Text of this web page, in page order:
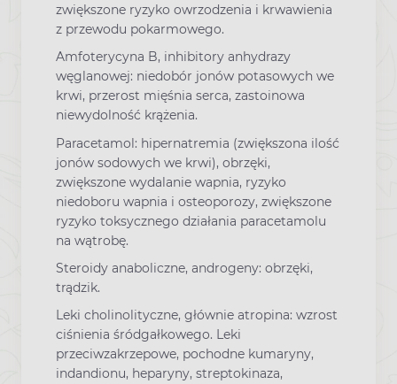
zwiększone ryzyko owrzodzenia i krwawienia
z przewodu pokarmowego.
Amfoterycyna B, inhibitory anhydrazy
węglanowej: niedobór jonów potasowych we
krwi, przerost mięśnia serca, zastoinowa
niewydolność krążenia.
Paracetamol: hipernatremia (zwiększona ilość
jonów sodowych we krwi), obrzęki,
zwiększone wydalanie wapnia, ryzyko
niedoboru wapnia i osteoporozy, zwiększone
ryzyko toksycznego działania paracetamolu
na wątrobę.
Steroidy anaboliczne, androgeny: obrzęki,
trądzik.
Leki cholinolityczne, głównie atropina: wzrost
ciśnienia śródgałkowego. Leki
przeciwzakrzepowe, pochodne kumaryny,
indandionu, heparyny, streptokinaza,